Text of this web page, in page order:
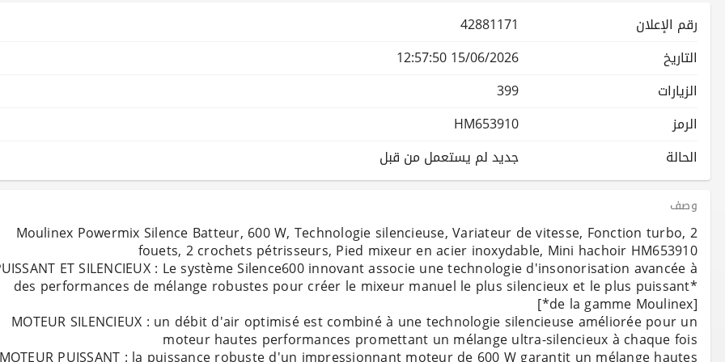
رقم الإعلان
42881171
التاريخ
15/06/2026 12:57:50
الزيارات
399
الرمز
HM653910
الحالة
جديد لم يستعمل من قبل
وصف
Moulinex Powermix Silence Batteur, 600 W, Technologie silencieuse, Variateur de vitesse, Fonction turbo, 2
ET SILENCIEUX : Le système Silence600 innovant associe une technologie d'insonorisation avancée à
des performances de mélange robustes pour créer le mixeur manuel le plus silencieux et le plus puissant*
MOTEUR SILENCIEUX : un débit d'air optimisé est combiné à une technologie silencieuse améliorée pour un